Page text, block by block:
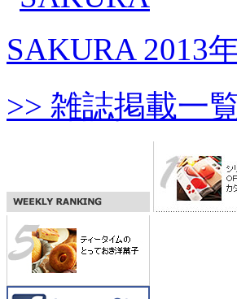
SAKURA 2013
>> 雑誌掲載一